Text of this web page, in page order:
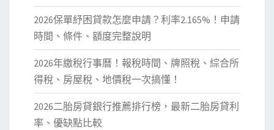
2026保單紓困貸款怎麼申請？利率2.165%！申請
時間、條件、額度完整說明
2026年繳稅行事曆！報稅時間、牌照稅、綜合所
得稅、房屋稅、地價稅一次搞懂！
2026二胎房貸銀行推薦排行榜，最新二胎房貸利
率、優缺點比較